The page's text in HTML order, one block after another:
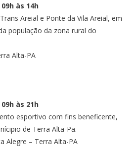
às 14h
Areial e Ponte da Vila Areial, em
população da zona rural do
Alta-PA
às 21h
esportivo com fins beneficente,
de Terra Alta-Pa.
Alegre – Terra Alta-PA